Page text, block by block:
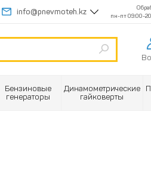
info@pnevmoteh.kz
пн-пт 09:00-
Бензиновые
генераторы
Динамометрические
гайковерты